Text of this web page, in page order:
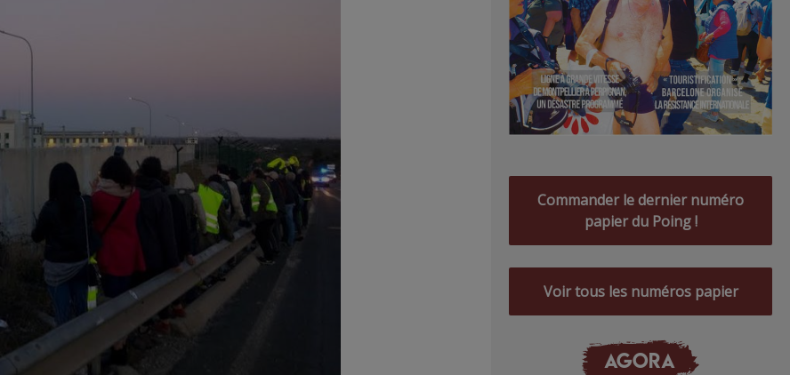
Commander le dernier numéro
papier du Poing !
Voir tous les numéros papier
AGORA